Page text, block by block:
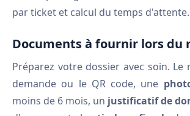
par ticket et calcul du temps d'attente.
Documents à fournir lors du
Préparez votre dossier avec soin. Le
demande ou le QR code, une
moins de 6 mois, un justificatif de